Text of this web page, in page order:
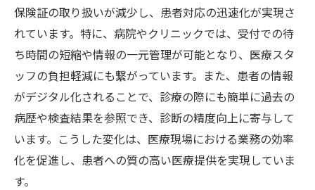
処方情報のデジタル化による安全性向上
薬剤管理の効率化とそのメリット
迅速な処方と患者満足度の向上
電子処方箋導入で変わる薬局業務
患者データの活用によるパーソナライズ化
医療DXで進化する調剤薬局の働き方
デジタル技術が生み出す新たな薬局の役割
保険証の取り扱いが減少し、患者対応の迅速化が実現さ
れています。特に、病院やクリニックでは、受付での待
ち時間の短縮や情報の一元管理が可能となり、医療スタ
ッフの負担軽減にも繋がっています。また、患者の情報
がデジタル化されることで、診療の際にも簡単に過去の
病歴や検査結果を参照でき、診断の精度向上に寄与して
います。こうした変化は、医療現場における業務の効率
化を促進し、患者への質の高い医療提供を実現していま
す。